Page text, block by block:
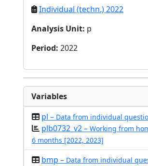
Individual (techn.) 2022
Analysis Unit: p
Period: 2022
Variables
pl – Data from individual
plb0732_v2 – Working from
6 months [2022, 2023]
bmp – Data from individual